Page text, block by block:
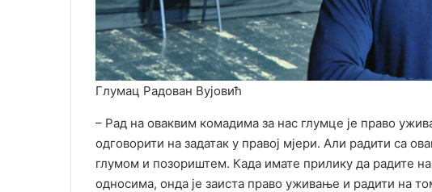
Глумац Радован Вујовић
– Рад на оваквим комадима за нас глумце је право
одговорити на задатак у правој мјери. Али радити са
глумом и позориштем. Када имате прилику да радите
односима, онда је заиста право уживање и радити на